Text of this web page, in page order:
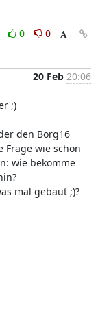
0
0
20 Feb 20:06
;)
den Borg16
wie schon
wie bekomme
mal gebaut ;)?